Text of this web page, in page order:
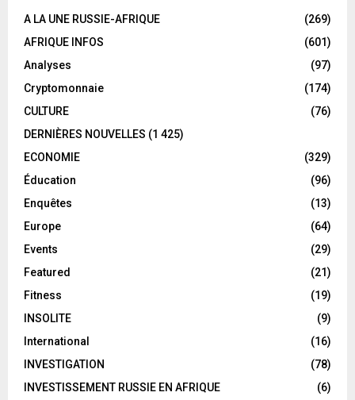
A LA UNE RUSSIE-AFRIQUE
(269)
AFRIQUE INFOS
(601)
Analyses
(97)
Cryptomonnaie
(174)
CULTURE
(76)
DERNIÈRES NOUVELLES (1 425)
ECONOMIE
(329)
Éducation
(96)
Enquêtes
(13)
Europe
(64)
Events
(29)
Featured
(21)
Fitness
(19)
INSOLITE
(9)
International
(16)
INVESTIGATION
(78)
INVESTISSEMENT RUSSIE EN AFRIQUE
(6)